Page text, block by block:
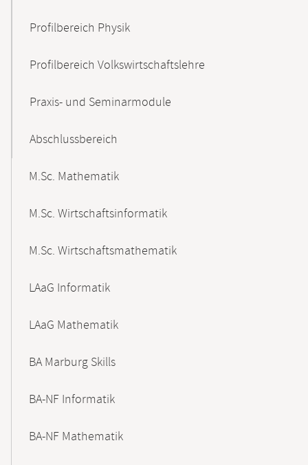
Profilbereich Physik
Profilbereich Volkswirtschaftslehre
Praxis- und Seminarmodule
Abschlussbereich
M.Sc. Mathematik
M.Sc. Wirtschaftsinformatik
M.Sc. Wirtschaftsmathematik
LAaG Informatik
LAaG Mathematik
BA Marburg Skills
BA-NF Informatik
BA-NF Mathematik